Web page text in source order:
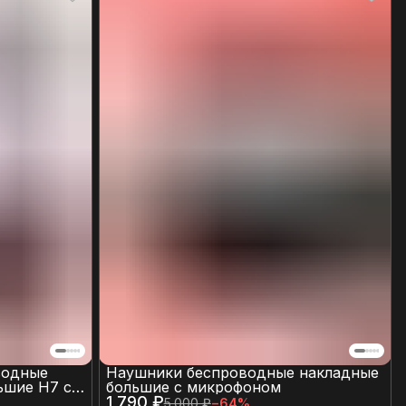
H7 с
1 790 ₽5 000 ₽−64%
Наушники беспроводные накладные
большие с микрофоном